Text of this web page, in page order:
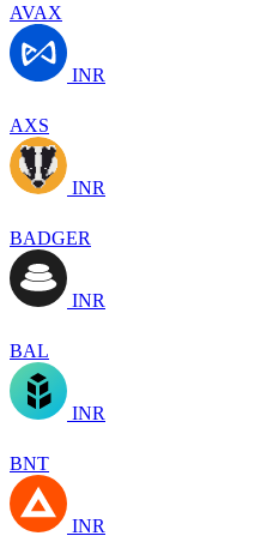
AVAX
INR
AXS
INR
BADGER
INR
BAL
INR
BNT
INR